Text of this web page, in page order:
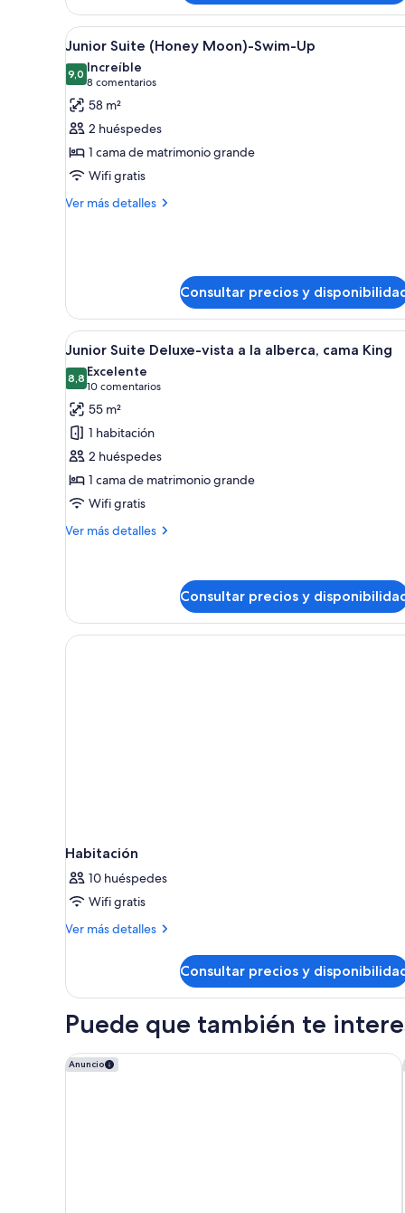
Suite,
vista
parcial
océano
Abrir
todas
las
fotos
de
Junior
Suite
(Honey
Moon)-
Una pareja descansando
17
Junior Suite (Honey Moon)-Swim-Up
9,09,0 de 10
Increíble
8 comentarios
(8 comentarios)
58 m²
2 huéspedes
1 cama de matrimonio grande
Wifi gratis
Ver más detalles
Más
Swim-
Up
Consultar precios y
Abrir
todas
las
fotos
de
Junior
Suite
Deluxe-
vista
a
King
Habitación de hotel
8
Junior Suite Deluxe-vista a la alberca, cama King
8,88,8 de 10
Excelente
10 comentarios
(10 comentarios)
55 m²
1 habitación
2 huéspedes
1 cama de matrimonio grande
Wifi gratis
Ver más detalles
Más
Deluxe-
vista
a
Consultar precios y
Habitación
10 huéspedes
Wifi gratis
Ver más detalles
Más
Consultar precios y
Puede que también te
Anuncio
Dreams Onyx Resort & Spa All Inclusive